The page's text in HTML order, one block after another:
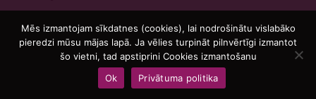
Kontakti
Par mums
Brīvprātīgajiem
Privātuma politika
Copyright © 2026 - Baltijasmaratoni.lv
Mēs izmantojam sīkdatnes (cookies), lai nodrošinātu vislabāko
pieredzi mūsu mājas lapā. Ja vēlies turpināt pilnvērtīgi izmantot
šo vietni, tad apstiprini Cookies izmantošanu
Ok
Privātuma politika